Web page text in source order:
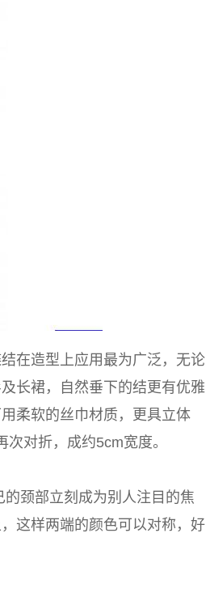
在造型上应用最为广泛，无论
长裙，自然垂下的结更有优雅
柔软的丝巾材质，更具立体
对折，成约5cm宽度。
颈部立刻成为别人注目的焦
这样两端的颜色可以对称，好